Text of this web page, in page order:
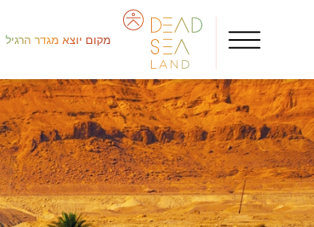
מקום יוצא מגדר הרגיל